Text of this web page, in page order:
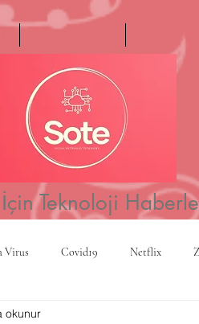
Hakkımızda
Teknoloji
Virus Covid19 Netflix
Kripto Para
okunur